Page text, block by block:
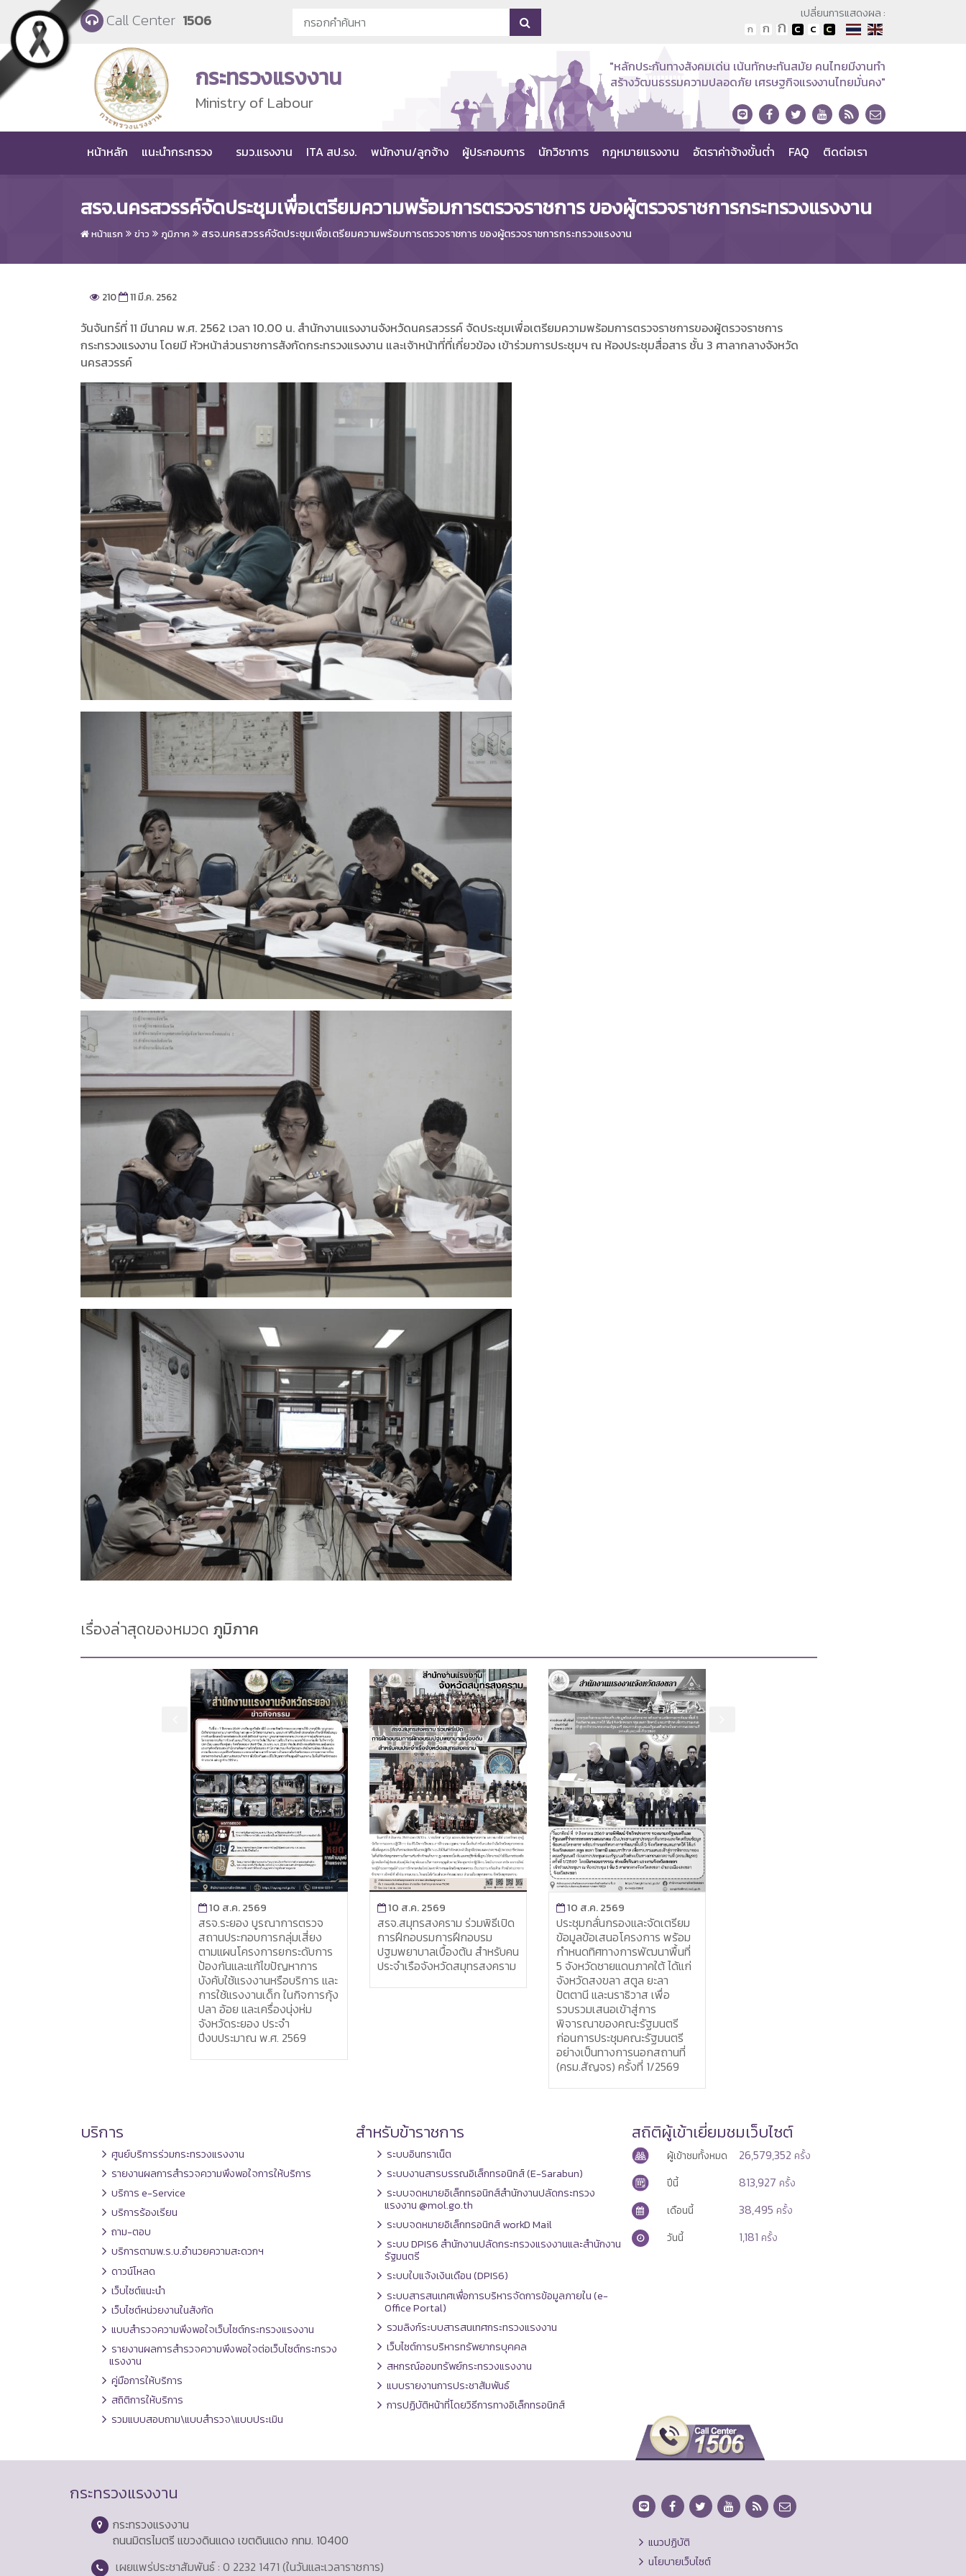
Skip to main content
Call Center 1506 เปลี่ยนการแสดงผล :
กระทรวงแรงงาน
Ministry of Labour
"หลักประกันทางสังคมเด่น เน้นทักษะทันสมัย คนไทยมีงานทำ
สร้างวัฒนธรรมความปลอดภัย เศรษฐกิจแรงงานไทยมั่นคง"
หน้าหลัก แนะนำกระทรวง รมว.แรงงาน ITA สป.รง. พนักงาน/ลูกจ้าง ผู้ประกอบการ นักวิชาการ กฎหมายแรงงาน อัตราค่าจ้างขั้นต่ำ FAQ ติดต่อเรา
สรจ.นครสวรรค์จัดประชุมเพื่อเตรียมความพร้อมการตรวจราชการ ของผู้ตรวจราชการกระทรวงแรงงาน
หน้าแรก ข่าว ภูมิภาค สรจ.นครสวรรค์จัดประชุมเพื่อเตรียมความพร้อมการตรวจราชการ ของผู้ตรวจราชการกระทรวงแรงงาน
210 11 มี.ค. 2562
วันจันทร์ที่ 11 มีนาคม พ.ศ. 2562 เวลา 10.00 น. สำนักงานแรงงานจังหวัดนครสวรรค์ จัดประชุมเพื่อเตรียมความพร้อมการตรวจราชการของผู้ตรวจราชการ
กระทรวงแรงงาน โดยมี หัวหน้าส่วนราชการสังกัดกระทรวงแรงงาน และเจ้าหน้าที่ที่เกี่ยวข้อง เข้าร่วมการประชุมฯ ณ ห้องประชุมสื่อสาร ชั้น 3 ศาลากลางจังหวัด
นครสวรรค์
เรื่องล่าสุดของหมวด ภูมิภาค
10 ส.ค. 2569
สรจ.ระยอง บูรณาการตรวจ
สถานประกอบการกลุ่มเสี่ยง
ตามแผนโครงการยกระดับการ
ป้องกันและแก้ไขปัญหาการ
บังคับใช้แรงงานหรือบริการ และ
การใช้แรงงานเด็ก ในกิจการกุ้ง
ปลา อ้อย และเครื่องนุ่งห่ม
จังหวัดระยอง ประจำ
ปีงบประมาณ พ.ศ. 2569
10 ส.ค. 2569
สรจ.สมุทรสงคราม ร่วมพิธีเปิด
การฝึกอบรมการฝึกอบรม
ปฐมพยาบาลเบื้องต้น สำหรับคน
ประจำเรือจังหวัดสมุทรสงคราม
10 ส.ค. 2569
ประชุมกลั่นกรองและจัดเตรียม
ข้อมูลข้อเสนอโครงการ พร้อม
กำหนดทิศทางการพัฒนาพื้นที่
5 จังหวัดชายแดนภาคใต้ ได้แก่
จังหวัดสงขลา สตูล ยะลา
ปัตตานี และนราธิวาส เพื่อ
รวบรวมเสนอเข้าสู่การ
พิจารณาของคณะรัฐมนตรี
ก่อนการประชุมคณะรัฐมนตรี
อย่างเป็นทางการนอกสถานที่
(ครม.สัญจร) ครั้งที่ 1/2569
บริการ
ศูนย์บริการร่วมกระทรวงแรงงาน
รายงานผลการสำรวจความพึงพอใจการให้บริการ
บริการ e-Service
บริการร้องเรียน
ถาม-ตอบ
บริการตามพ.ร.บ.อำนวยความสะดวกฯ
ดาวน์โหลด
เว็บไซต์แนะนำ
เว็บไซต์หน่วยงานในสังกัด
แบบสำรวจความพึงพอใจเว็บไซต์กระทรวงแรงงาน
รายงานผลการสำรวจความพึงพอใจต่อเว็บไซต์กระทรวง
แรงงาน
คู่มือการให้บริการ
สถิติการให้บริการ
รวมแบบสอบถาม\แบบสำรวจ\แบบประเมิน
สำหรับข้าราชการ
ระบบอินทราเน็ต
ระบบงานสารบรรณอิเล็กทรอนิกส์ (E-Sarabun)
ระบบจดหมายอิเล็กทรอนิกส์สำนักงานปลัดกระทรวง
แรงงาน @mol.go.th
ระบบจดหมายอิเล็กทรอนิกส์ workD Mail
ระบบ DPIS6 สำนักงานปลัดกระทรวงแรงงานและสำนักงาน
รัฐมนตรี
ระบบใบแจ้งเงินเดือน (DPIS6)
ระบบสารสนเทศเพื่อการบริหารจัดการข้อมูลภายใน (e-
Office Portal)
รวมลิงก์ระบบสารสนเทศกระทรวงแรงงาน
เว็บไซต์การบริหารทรัพยากรบุคคล
สหกรณ์ออมทรัพย์กระทรวงแรงงาน
แบบรายงานการประชาสัมพันธ์
การปฏิบัติหน้าที่โดยวิธีการทางอิเล็กทรอนิกส์
สถิติผู้เข้าเยี่ยมชมเว็บไซต์
ผู้เข้าชมทั้งหมด 26,579,352 ครั้ง
ปีนี้
813,927 ครั้ง
เดือนนี้
38,495 ครั้ง
วันนี้
1,181 ครั้ง
กระทรวงแรงงาน
กระทรวงแรงงาน
ถนนมิตรไมตรี แขวงดินแดง เขตดินแดง กทม. 10400
เผยแพร่ประชาสัมพันธ์ : 0 2232 1471 (ในวันและเวลาราชการ)
แนวปฏิบัติ
นโยบายเว็บไซต์